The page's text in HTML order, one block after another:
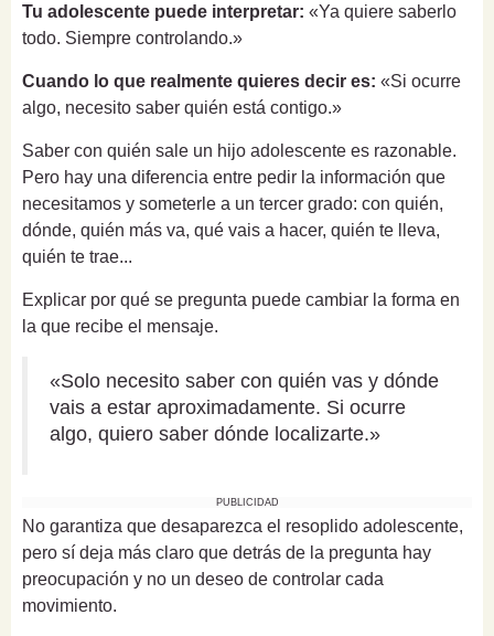
Tu adolescente puede interpretar: «Ya quiere saberlo
todo. Siempre controlando.»
Cuando lo que realmente quieres decir es: «Si ocurre
algo, necesito saber quién está contigo.»
Saber con quién sale un hijo adolescente es razonable.
Pero hay una diferencia entre pedir la información que
necesitamos y someterle a un tercer grado: con quién,
dónde, quién más va, qué vais a hacer, quién te lleva,
quién te trae...
Explicar por qué se pregunta puede cambiar la forma en
la que recibe el mensaje.
«Solo necesito saber con quién vas y dónde
vais a estar aproximadamente. Si ocurre
algo, quiero saber dónde localizarte.»
PUBLICIDAD
No garantiza que desaparezca el resoplido adolescente,
pero sí deja más claro que detrás de la pregunta hay
preocupación y no un deseo de controlar cada
movimiento.